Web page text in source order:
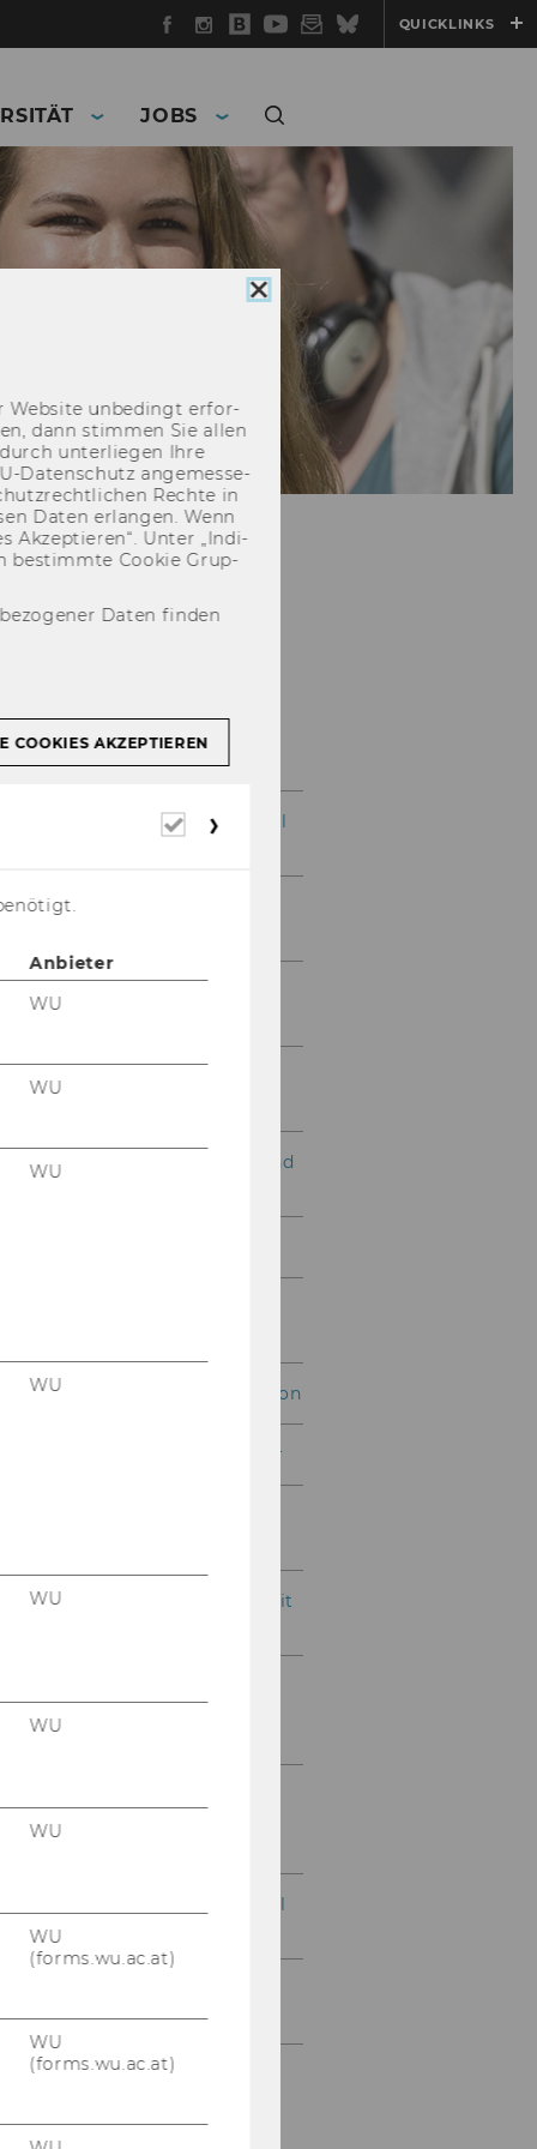
Facebook
Instagram
WU
Blog
YouTube
Newsletter
BlueskyQUICKLINKS
JOBS
Exercises
Exercise No. 1: Hierarchical
Exercise No. 2: Person in
Exercise No. 3: Customer
Discounts
Exercise No. 4: Sales
Department
Exercise No. 5: Material and
Exercise No. 8: Organisation
Exercise No. 9: Webtrainer
Exercise No. 11: Credit Limit
Creation from a SD
Perspective
Creation from an AR
Perspective
Exercise No. 14: A Classical
Sales Order
Maintenance
Exercise No. 16: E-
Public Procurement
Cookie
Consent
schließen
Web­site un­be­dingt er­for­
dann stim­men Sie allen
un­ter­lie­gen Ihre
​Datenschutz an­ge­mes­se­
Rech­te in
Daten er­lan­gen. Wenn
Ak­zep­tie­ren“. Unter „In­di­
be­stimm­te Coo­kie Grup­
Daten finden
COOKIES AKZEPTIEREN
Erforderliche
Anbieter
WU
WU
WU
WU
WU
WU
WU
WU
(forms.wu.ac.at)
WU
(forms.wu.ac.at)